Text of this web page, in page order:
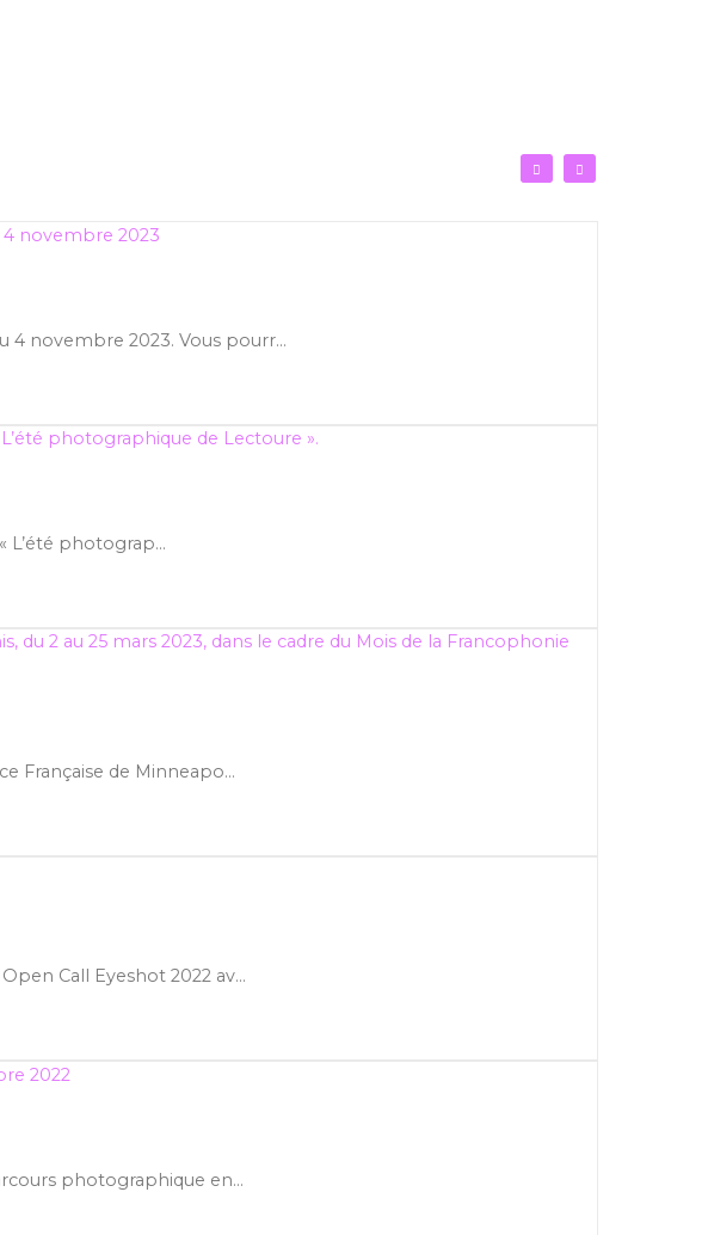
4 novembre 2023. Vous pourr...
L’été photograp...
Française de Minneapo...
Call Eyeshot 2022 av...
photographique en...